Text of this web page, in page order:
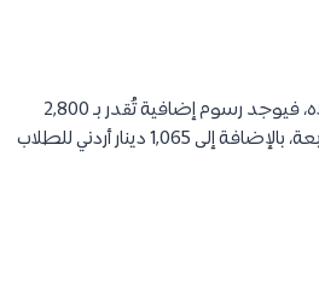
إلى جانب الرسوم الدراسية أعلاه، فيوجد رسوم إضافية تُقدر بـ 2,800
دينار أردني لجميع الفصول الأربعة، بالإضافة إلى 1,065 دينار أردني للطلاب